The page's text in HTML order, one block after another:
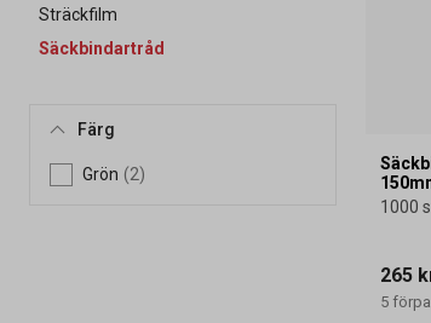
Sträckfilm
Säckbindartråd
Färg
Grön (2)
1000
265
5